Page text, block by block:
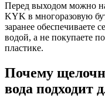
Перед выходом можно
KYK в многоразовую
заранее обеспечиваете
водой, а не покупаете
пластике.
Почему
вода подходит